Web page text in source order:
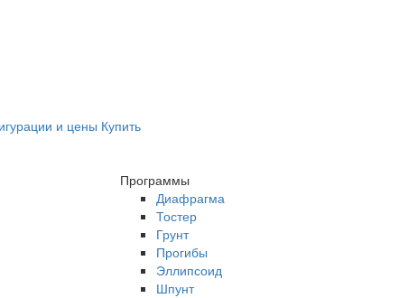
и цены Купить
Программы
Диафрагма
Тостер
Грунт
Прогибы
Эллипсоид
Шпунт